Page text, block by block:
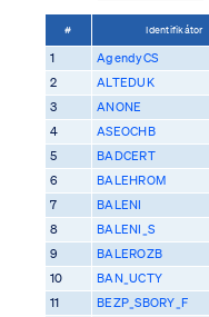
# Identifikátor
1 AgendyCS
2
ALTEDUK
3
ANONE
4
ASEOCHB
5
BADCERT
6
BALEHROM
7
BALENI
8
BALENI_S
9
BALEROZB
10
BAN_UCTY
11
BEZP_SBORY_F